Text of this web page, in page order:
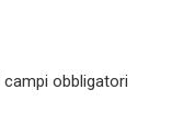
campi obbligatori